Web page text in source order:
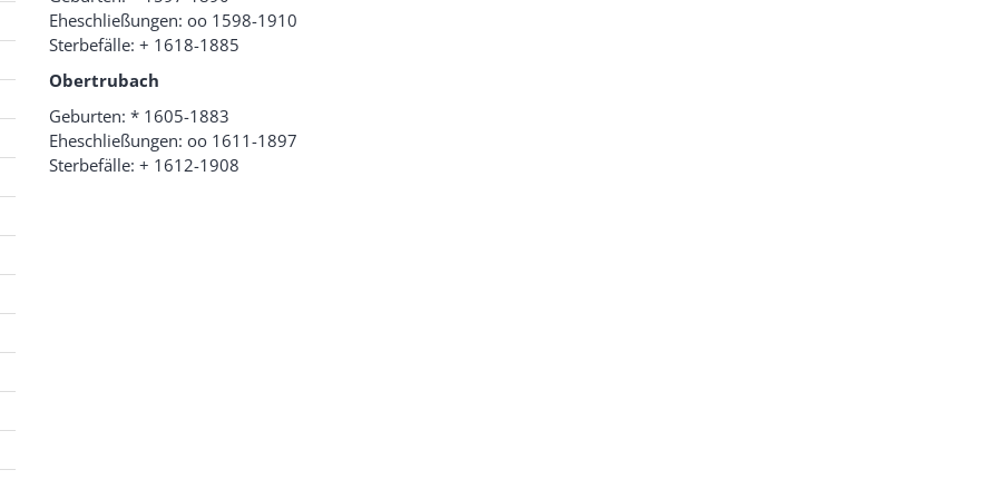
Eheschließungen: oo 1598-1910
Sterbefälle: + 1618-1885
Obertrubach
Geburten: * 1605-1883
Eheschließungen: oo 1611-1897
Sterbefälle: + 1612-1908